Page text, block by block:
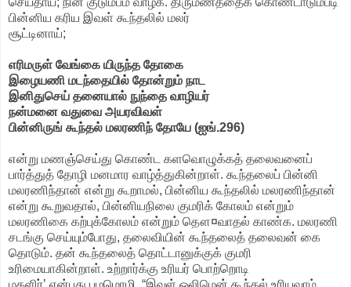
பின்னிய கரிய இவள் கூந்தலில் மலர்
சூட்டினாய்;
எரிமருள் வேங்கை யிருந்த தோகை
இழையணி மடந்தையில் தோன்றும் நாட
இனிதுசெய் தனையால் நுந்தை வாழியர்
நன்மனை வதுவை அயரவிவள்
பின்னிருங் கூந்தல் மலரணிந் தோயே (ஐங்.296)
என்று மணஞ்செய்து கொண்ட களவொழுக்கத் தலைவனைப்
பார்த்துத் தோழி மனமார வாழ்த்துகின்றாள். கூந்தலைப் பின்னி
மலரணிந்தான் என்று கூறாமல், பின்னிய கூந்தலில் மலரணிந்தான்
என்று கூறுவதால், பின்னியநிலை குமரிக் கோலம் என்றும்
மலரணிகை கற்புக்கோலம் என்றும் தௌ¤வாதல் காண்க. மலரணி
சடங்கு செய்யும்போது, தலைவியின் கூந்தலைத் தலைவன் கை
தொடும். தன் கூந்தலைத் தொட்டானுக்குக் குமரி
உரிமையாகின்றாள். உற்றார்க்கு உரியர் பொற்றொடி
மகளிர்’ என்பது பழமொழி. “இவள் ஒலிமென் கூந்தல் உரியவாம்